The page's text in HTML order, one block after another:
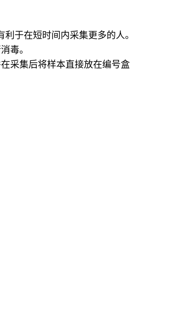
于在短时间内采集更多的人。
毒。
采集后将样本直接放在编号盒